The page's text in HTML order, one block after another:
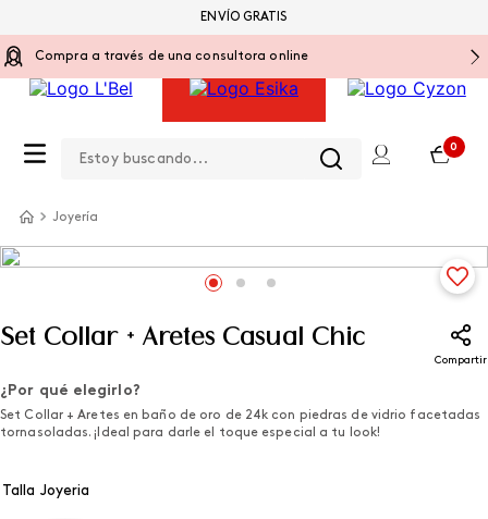
Compra a través de una consultora online
0
ENVÍO GRATIS
Joyería
Set Collar + Aretes Casual Chic
Compartir
¿Por qué elegirlo?
Set Collar + Aretes en baño de oro de 24k con piedras de vidrio facetadas
tornasoladas. ¡Ideal para darle el toque especial a tu look!
Talla Joyeria